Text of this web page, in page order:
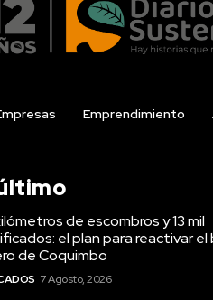
Emprendimiento
de escombros y 13 mil
el plan para reactivar el
de Coquimbo
7 Agosto, 2026